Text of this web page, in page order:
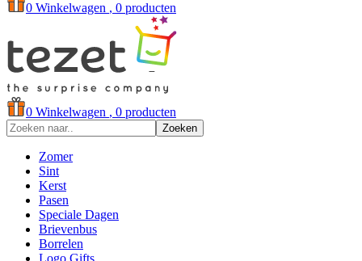
0 Winkelwagen , 0 producten
0 Winkelwagen , 0 producten
Zoeken
Zomer
Sint
Kerst
Pasen
Speciale Dagen
Brievenbus
Borrelen
Logo Gifts